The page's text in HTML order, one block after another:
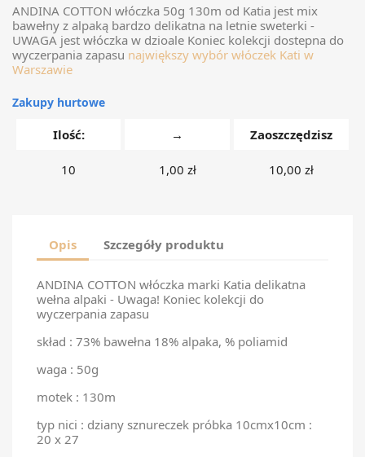
ANDINA COTTON włóczka 50g 130m od Katia jest mix
bawełny z alpaką bardzo delikatna na letnie sweterki -
UWAGA jest włóczka w dzioale Koniec kolekcji dostepna do
wyczerpania zapasu największy wybór włóczek Kati w
Warszawie
Zakupy hurtowe
Ilość: → Zaoszczędzisz
10 1,00 zł 10,00 zł
Opis Szczegóły produktu
ANDINA COTTON włóczka marki Katia delikatna
wełna alpaki - Uwaga! Koniec kolekcji do
wyczerpania zapasu
skład : 73% bawełna 18% alpaka, % poliamid
waga : 50g
motek : 130m
typ nici : dziany sznureczek próbka 10cmx10cm :
20 x 27